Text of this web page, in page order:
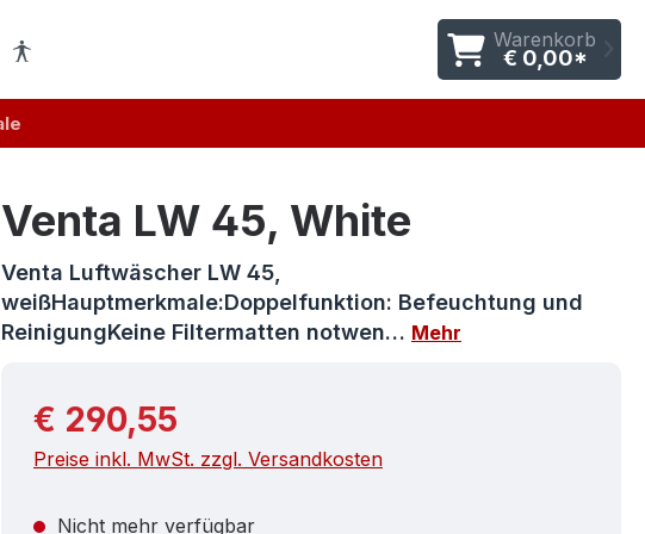
Warenkorb
€ 0,00*
Venta LW 45, White
Venta Luftwäscher LW 45,
weißHauptmerkmale:Doppelfunktion: Befeuchtung und
ReinigungKeine Filtermatten notwen… Mehr
Regulärer Preis:
€ 290,55
Preise inkl. MwSt. zzgl. Versandkosten
Nicht mehr verfügbar